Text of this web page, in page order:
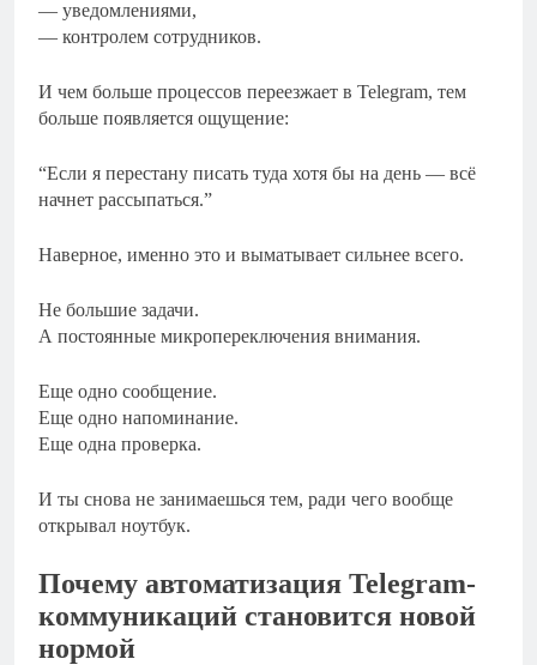
— уведомлениями,
— контролем сотрудников.
И чем больше процессов переезжает в Telegram, тем
больше появляется ощущение:
“Если я перестану писать туда хотя бы на день — всё
начнет рассыпаться.”
Наверное, именно это и выматывает сильнее всего.
Не большие задачи.
А постоянные микропереключения внимания.
Еще одно сообщение.
Еще одно напоминание.
Еще одна проверка.
И ты снова не занимаешься тем, ради чего вообще
открывал ноутбук.
Почему автоматизация Telegram-
коммуникаций становится новой
нормой